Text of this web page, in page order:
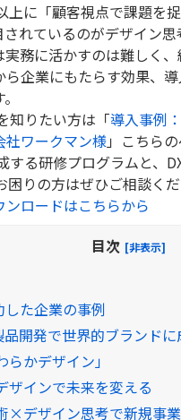
上に「顧客視点で課題を
れているのがデザイン思
務に活かすのは難しく
企業にもたらす効果、
知りたい方は「導入事例
社ワークマン様」こちら
する研修プログラムと、
りの方はぜひご相談くだ
ロードはこちらから
目次 [非表示]
た企業の事例
開発で世界的ブランドに
かデザイン」
インで未来を変える
×デザイン思考で新規事